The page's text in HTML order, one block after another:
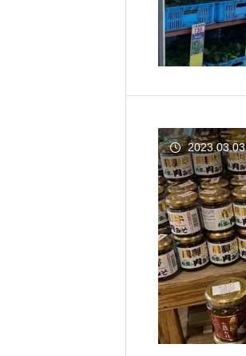
2023.03.03